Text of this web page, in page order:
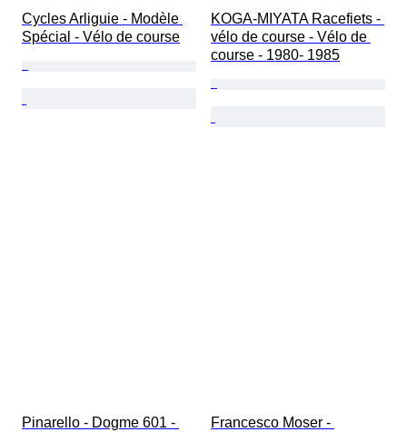
Cycles Arliguie - Modèle
Spécial - Vélo de course
KOGA-MIYATA Racefiets -
vélo de course - Vélo de
course - 1980- 1985
Pinarello - Dogme 601 -
Francesco Moser -